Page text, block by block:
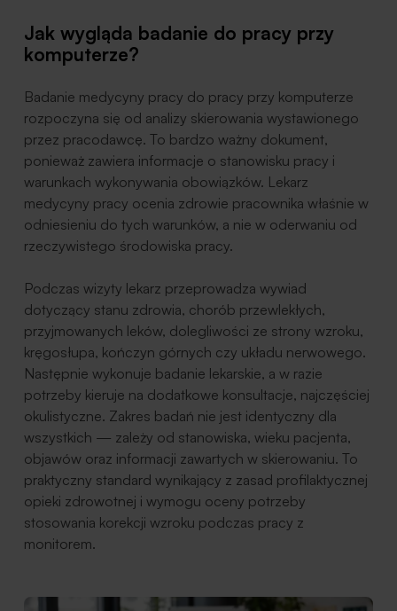
Jak wygląda badanie do pracy przy
komputerze?
Badanie medycyny pracy do pracy przy komputerze
rozpoczyna się od analizy skierowania wystawionego
przez pracodawcę. To bardzo ważny dokument,
ponieważ zawiera informacje o stanowisku pracy i
warunkach wykonywania obowiązków. Lekarz
medycyny pracy ocenia zdrowie pracownika właśnie w
odniesieniu do tych warunków, a nie w oderwaniu od
rzeczywistego środowiska pracy.
Podczas wizyty lekarz przeprowadza wywiad
dotyczący stanu zdrowia, chorób przewlekłych,
przyjmowanych leków, dolegliwości ze strony wzroku,
kręgosłupa, kończyn górnych czy układu nerwowego.
Następnie wykonuje badanie lekarskie, a w razie
potrzeby kieruje na dodatkowe konsultacje, najczęściej
okulistyczne. Zakres badań nie jest identyczny dla
wszystkich — zależy od stanowiska, wieku pacjenta,
objawów oraz informacji zawartych w skierowaniu. To
praktyczny standard wynikający z zasad profilaktycznej
opieki zdrowotnej i wymogu oceny potrzeby
stosowania korekcji wzroku podczas pracy z
monitorem.